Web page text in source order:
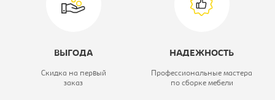
ВЫГОДА
Скидка на первый
заказ
НАДЕЖНОСТЬ
Профессиональные мастера
по сборке мебели